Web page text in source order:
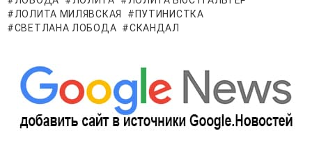
ЛОЛИТА МИЛЯВСКАЯ
ПУТИНИСТКА
СВЕТЛАНА ЛОБОДА
СКАНДАЛ